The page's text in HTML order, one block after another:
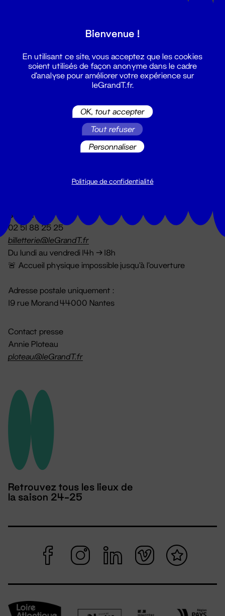
Suivez toutes les actualités du
Grand T :
Billetterie
02 51 88 25 25
billetterie@leGrandT.fr
Du lundi au vendredi 14h → 18h
🚨 Accueil physique impossible jusqu'à l'ouverture
Adresse postale uniquement :
19 rue Morand 44000 Nantes
Contact presse
Annie Ploteau
ploteau@leGrandT.fr
Retrouvez tous les lieux de
la saison 24-25
Bienvenue !
En utilisant ce site, vous acceptez que les cookies
soient utilisés de façon anonyme dans le cadre
d'analyse pour améliorer votre expérience sur
leGrandT.fr.
OK, tout accepter
Tout refuser
Personnaliser
Politique de confidentialité